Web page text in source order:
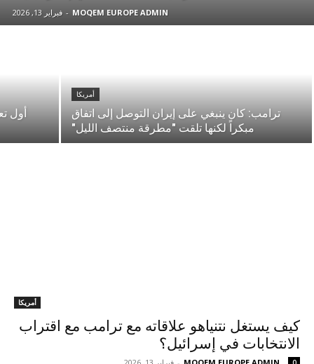
MOQEM EUROPE ADMIN
- فبراير 13, 2026
أمريكا
ترامب: كان ينبغي على إيران التوصل إلى اتفاق
مبكراً لكنها تلقت "مطرقة منتصف الليل"
أول
أمريكا
كيف يستغل نتنياهو علاقاته مع ترامب مع اقتراب
الانتخابات في إسرائيل؟